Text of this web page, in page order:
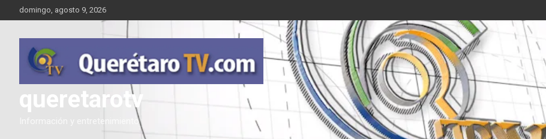
al
domingo, agosto 9, 2026
queretarotv
Información y entretenimiento